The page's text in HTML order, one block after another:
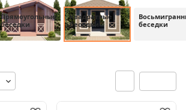
Прямоугольные
беседки
Квадратные
беседки
беседки